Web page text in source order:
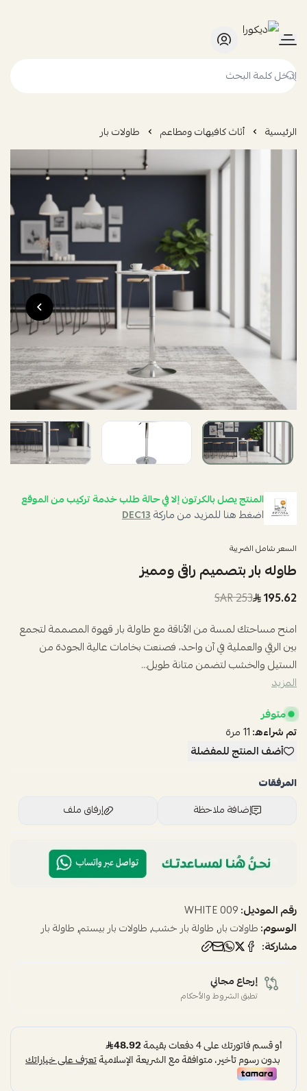
ديكورا
الرئيسية أثاث كافيهات ومطاعم طاولات بار
المنتج يصل بالكرتون إلا في حالة طلب خدمة تركيب من الموقع
اضغط هنا للمزيد من ماركةDEC13
السعر شامل الضريبة
طاوله بار بتصميم راقى ومميز
195.62
253 SAR
امنح مساحتك لمسة من الأناقة مع طاولة بار قهوة المصممة لتجمع
بين الرقي والعملية في آن واحد، فصنعت بخامات عالية الجودة من
الستيل والخشب لتضمن متانة طويل...
المزيد
متوفر
تم شراءه:11مرة
أضف المنتج للمفضلة
المرفقات
إضافة ملاحظة
إرفاق ملف
اسحب و افلت الملف هنا
رقم الموديل:009 WHITE
الوسوم:طاولات بار,طاولة بار خشب,طاولات بار بيستم,طاولة بار
مشاركة:
إرجاع مجاني
تطبق الشروط والأحكام